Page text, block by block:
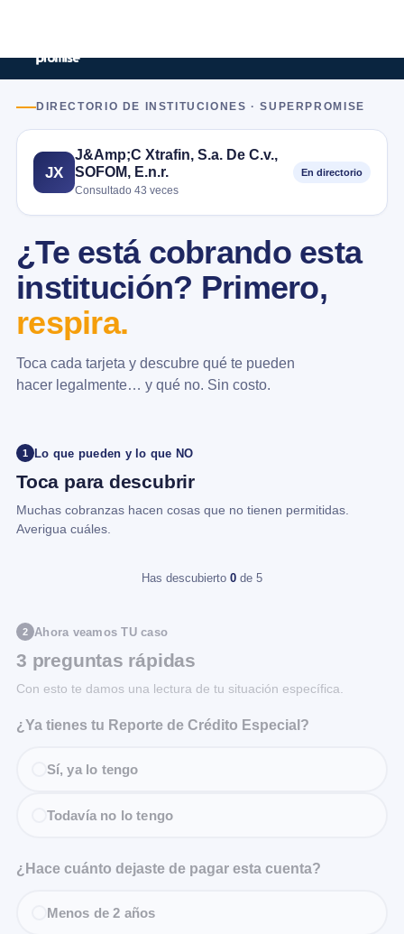
DIRECTORIO DE INSTITUCIONES · SUPERPROMISE
JX
J&Amp;C Xtrafin, S.a. De C.v.,
SOFOM, E.n.r.
Consultado 43 veces
En directorio
¿Te está cobrando esta
institución? Primero,
respira.
Toca cada tarjeta y descubre qué te pueden
hacer legalmente… y qué no. Sin costo.
1 Lo que pueden y lo que NO
Toca para descubrir
Muchas cobranzas hacen cosas que no tienen permitidas.
Averigua cuáles.
Has descubierto 0 de 5
2 Ahora veamos TU caso
3 preguntas rápidas
Con esto te damos una lectura de tu situación específica.
¿Ya tienes tu Reporte de Crédito Especial?
Sí, ya lo tengo
Todavía no lo tengo
¿Hace cuánto dejaste de pagar esta cuenta?
Menos de 2 años